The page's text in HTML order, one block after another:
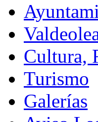
Cultura,
Turismo
Galerías